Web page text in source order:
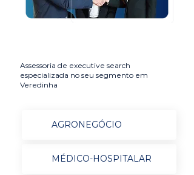
Assessoria de executive search
especializada no seu segmento em
Veredinha
AGRONEGÓCIO
MÉDICO-HOSPITALAR